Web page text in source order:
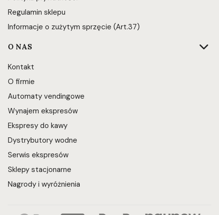
Regulamin sklepu
Informacje o zużytym sprzęcie (Art.37)
O NAS
Kontakt
O firmie
Automaty vendingowe
Wynajem ekspresów
Ekspresy do kawy
Dystrybutory wodne
Serwis ekspresów
Sklepy stacjonarne
Nagrody i wyróżnienia